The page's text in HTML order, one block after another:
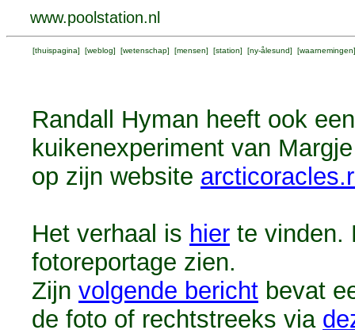
www.poolstation.nl
[thuispagina] [weblog] [wetenschap] [mensen] [station] [ny-ålesund] [waarnemingen
Randall Hyman heeft ook
kuikenexperiment van
op zijn website
Het verhaal is hier te vinden.
fotoreportage zien.
Zijn volgende bericht bevat
de foto of rechtstreeks via